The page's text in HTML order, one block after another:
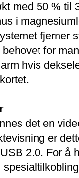
med 50 % til
i
fjerner
for
hvis
det en
er
2.0. For å